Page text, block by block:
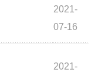
2021-
07-16
2021-